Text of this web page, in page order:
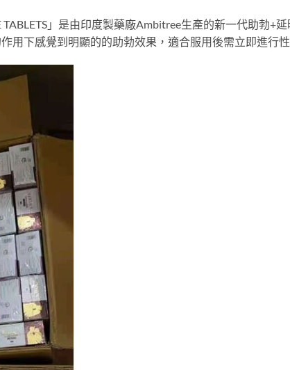
TABLETS」是由印度製藥廠Ambitree生產的新一代助勃+
用下感覺到明顯的的助勃效果，適合服用後需立即進行